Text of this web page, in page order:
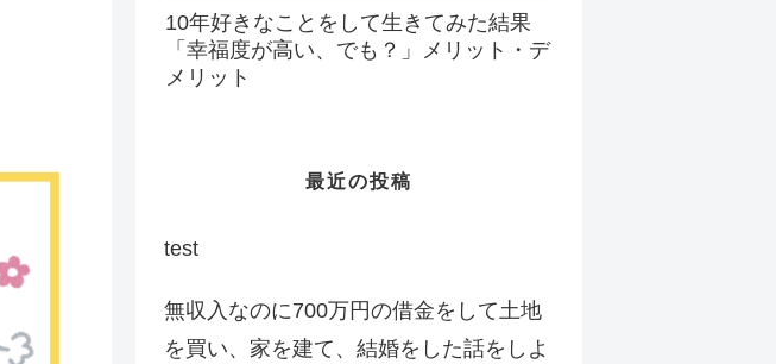
10年好きなことをして生きてみた結果
「幸福度が高い、でも？」メリット・デ
メリット
最近の投稿
test
無収入なのに700万円の借金をして土地
を買い、家を建て、結婚をした話をしよ